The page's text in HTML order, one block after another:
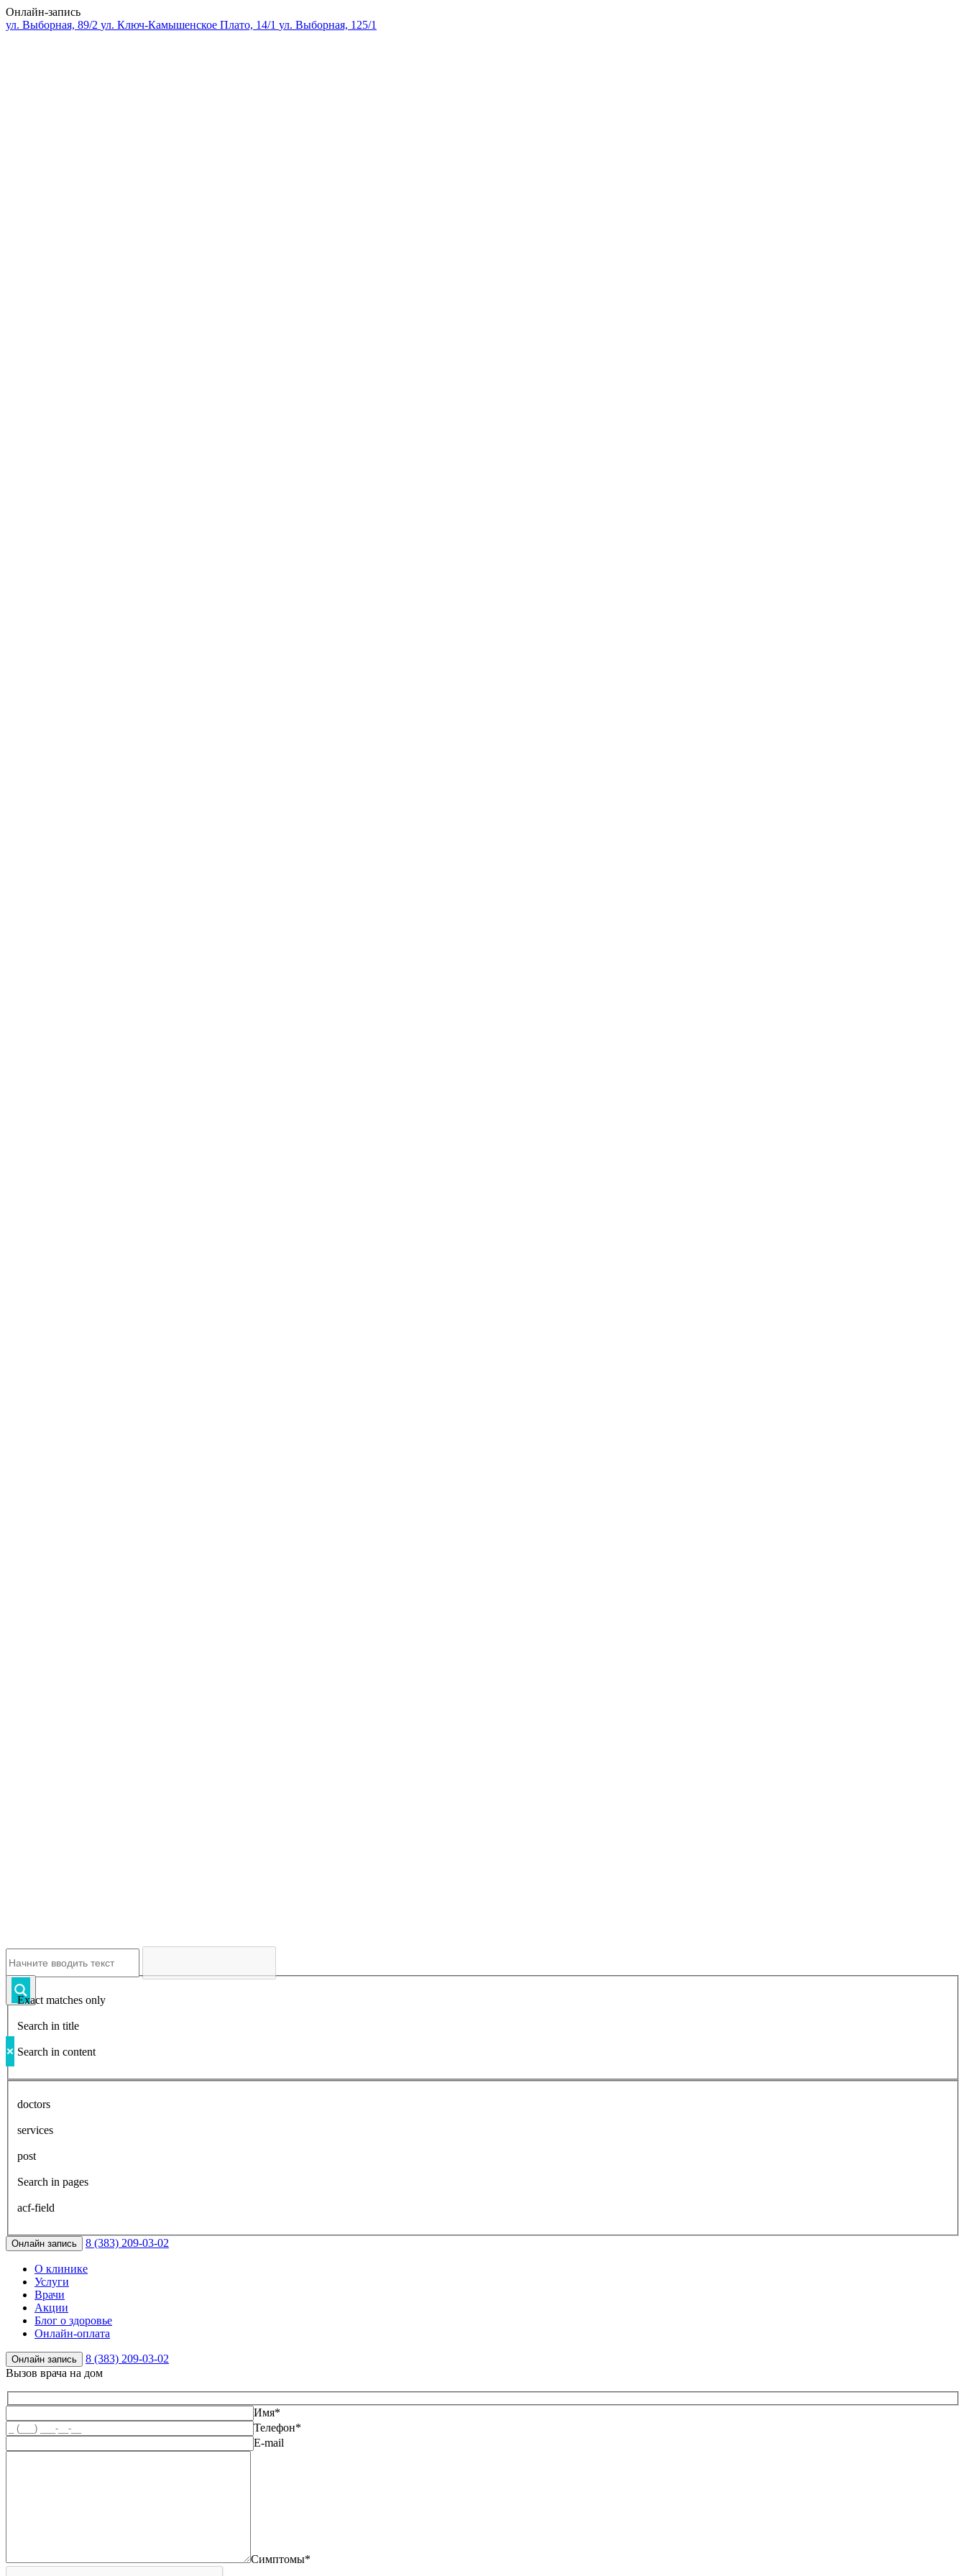
Онлайн-запись
ул. Выборная, 89/2 ул. Ключ-Камышенское Плато, 14/1 ул. Выборная, 125/1
Exact matches only
Search in title
Search in content
doctors
services
post
Search in pages
acf-field
Онлайн запись 8 (383) 209-03-02
О клинике
Услуги
Врачи
Акции
Блог о здоровье
Онлайн-оплата
Онлайн запись
8 (383) 209-03-02
Вызов врача на дом
Имя*
Телефон*
E-mail
Симптомы*